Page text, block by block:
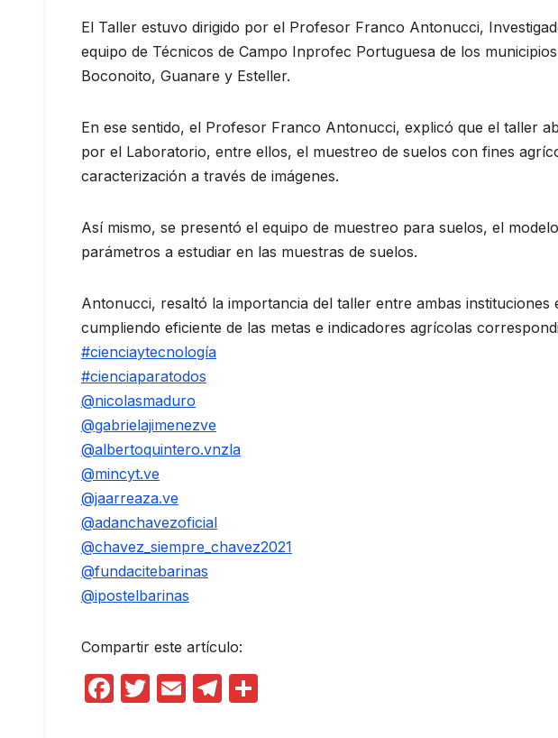
El Taller estuvo dirigido por el Profesor Franco Antonucci,
equipo de Técnicos de Campo Inprofec Portuguesa de los
Boconoito, Guanare y Esteller.
En ese sentido, el Profesor Franco Antonucci, explicó que el taller
por el Laboratorio, entre ellos, el muestreo de suelos con fines
caracterización a través de imágenes.
Así mismo, se presentó el equipo de muestreo para suelos, el
parámetros a estudiar en las muestras de suelos.
Antonucci, resaltó la importancia del taller entre ambas
cumpliendo eficiente de las metas e indicadores agrícolas
#cienciaytecnología
#cienciaparatodos
@nicolasmaduro
@gabrielajimenezve
@albertoquintero.vnzla
@mincyt.ve
@jaarreaza.ve
@adanchavezoficial
@chavez_siempre_chavez2021
@fundacitebarinas
@ipostelbarinas
Compartir este artículo:
F
T
E
T